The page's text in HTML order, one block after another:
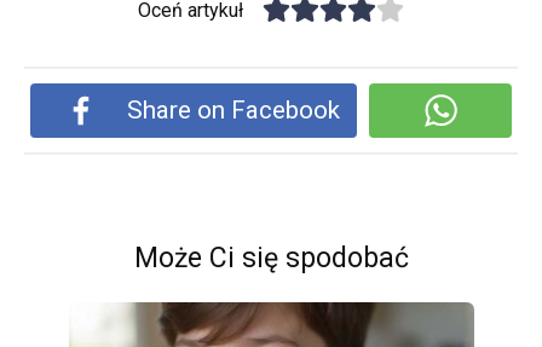
Oceń artykuł
Share on Facebook
Może Ci się spodobać